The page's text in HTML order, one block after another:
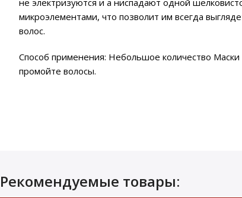
микроэлементами, что позволит им всегда
волос.
Способ применения: Небольшое количество
промойте волосы.
Рекомендуемые товары: